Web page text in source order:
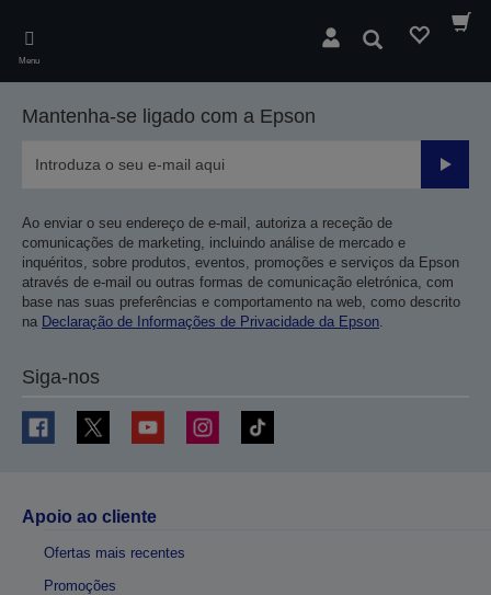
main
content
Menu
Pesquisar
Mantenha-se ligado com a Epson
Enviar
Ao enviar o seu endereço de e-mail, autoriza a receção de
comunicações de marketing, incluindo análise de mercado e
inquéritos, sobre produtos, eventos, promoções e serviços da Epson
através de e-mail ou outras formas de comunicação eletrónica, com
base nas suas preferências e comportamento na web, como descrito
na Declaração de Informações de Privacidade da Epson.
Siga-nos
Apoio ao cliente
Ofertas mais recentes
Promoções